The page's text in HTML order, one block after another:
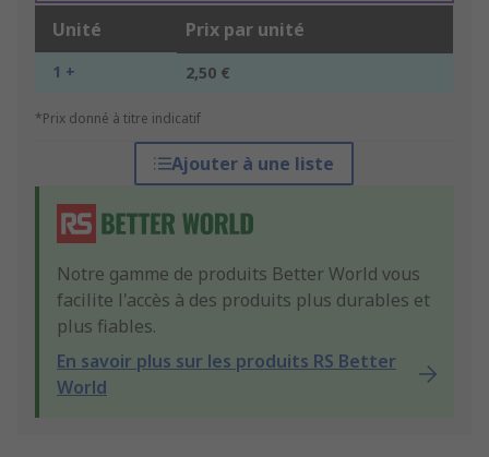
Unité Prix par unité
1 + 2,50 €
*Prix donné à titre indicatif
Ajouter à une liste
Notre gamme de produits Better World vous
facilite l'accès à des produits plus durables et
plus fiables.
En savoir plus sur les produits RS Better
World